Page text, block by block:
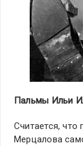
Пальмы Ильи
Считается, что
Мерцалова